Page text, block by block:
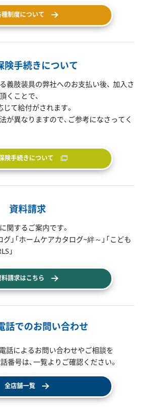
種制度について
険手続きについて
義肢装具の弊社へのお支払い後、 加入さ
くことで、
て給付がされます。
が異なりますので、ご参考になさってく
険手続きについて
資料請求
関するご案内です。
」「ホームケアカタログ~絆～」「こども
」
料請求はこちら
話でのお問い合わせ
話によるお問い合わせやご相談を
番号は、一覧よりご確認ください。
全店舗一覧